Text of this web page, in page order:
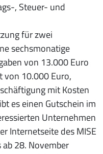
, Steuer- und
für zwei
sechsmonatige
von 13.000 Euro
von 10.000 Euro,
mit Kosten
es einen Gutschein im
Unternehmen
Internetseite des MISE
28. November